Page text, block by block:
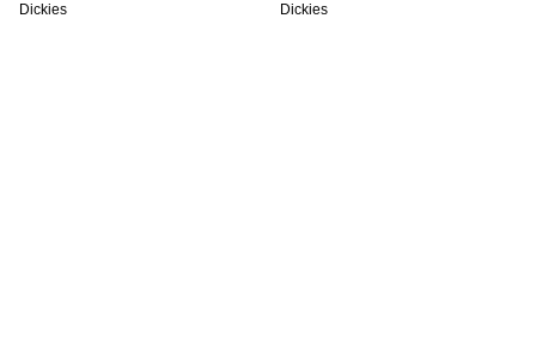
Dickies Dickies